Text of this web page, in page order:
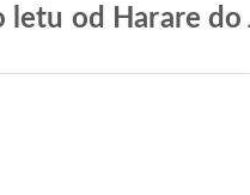
letu od Harare do